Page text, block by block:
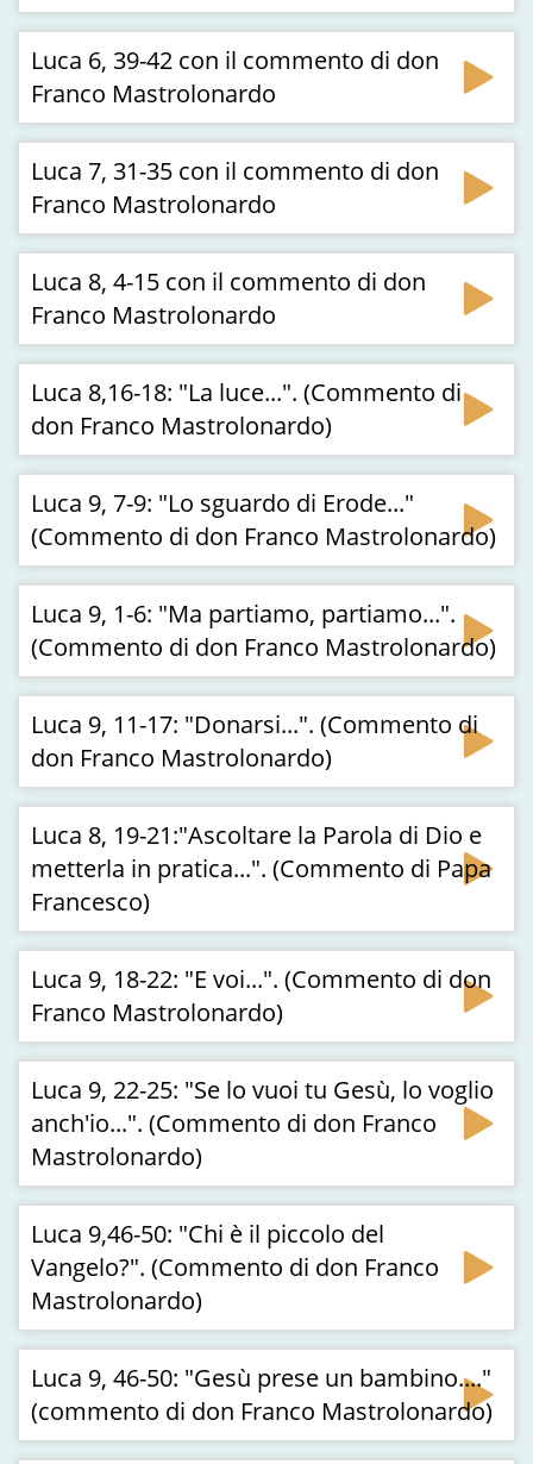
Luca 6, 39-42 con il commento di don
Franco Mastrolonardo
Luca 7, 31-35 con il commento di don
Franco Mastrolonardo
Luca 8, 4-15 con il commento di don
Franco Mastrolonardo
Luca 8,16-18: "La luce...". (Commento di
don Franco Mastrolonardo)
Luca 9, 7-9: "Lo sguardo di Erode..."
(Commento di don Franco Mastrolonardo)
Luca 9, 1-6: "Ma partiamo, partiamo...".
(Commento di don Franco Mastrolonardo)
Luca 9, 11-17: "Donarsi...". (Commento di
don Franco Mastrolonardo)
Luca 8, 19-21:"Ascoltare la Parola di Dio e
metterla in pratica...". (Commento di Papa
Francesco)
Luca 9, 18-22: "E voi...". (Commento di don
Franco Mastrolonardo)
Luca 9, 22-25: "Se lo vuoi tu Gesù, lo voglio
anch'io...". (Commento di don Franco
Mastrolonardo)
Luca 9,46-50: "Chi è il piccolo del
Vangelo?". (Commento di don Franco
Mastrolonardo)
Luca 9, 46-50: "Gesù prese un bambino...."
(commento di don Franco Mastrolonardo)